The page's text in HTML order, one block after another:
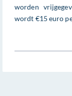
worden
wordt €15 euro